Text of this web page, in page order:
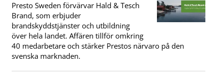
Presto Sweden förvärvar Hald & Tesch
Brand, som erbjuder
brandskyddstjänster och utbildning
över hela landet. Affären tillför omkring
40 medarbetare och stärker Prestos närvaro på den
svenska marknaden.